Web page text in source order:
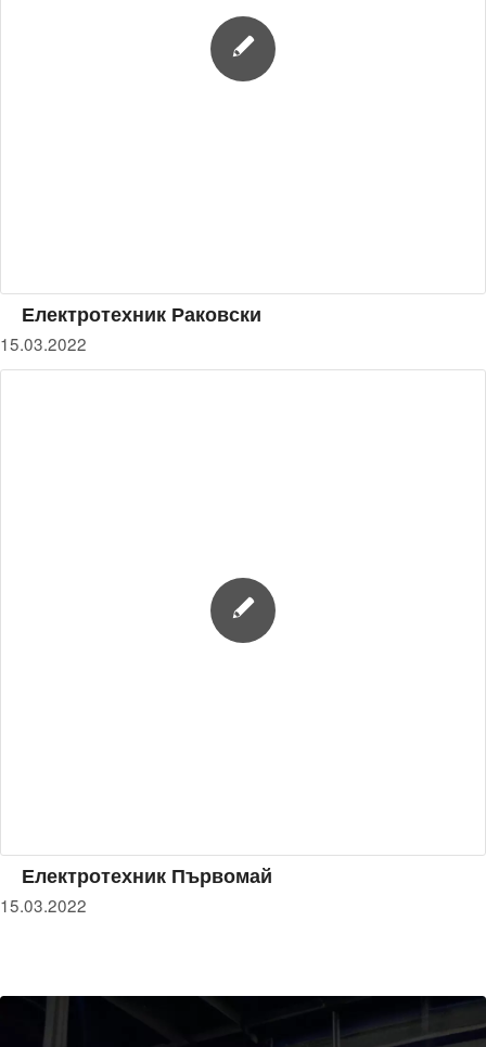
Електротехник Раковски
15.03.2022
Електротехник Първомай
15.03.2022